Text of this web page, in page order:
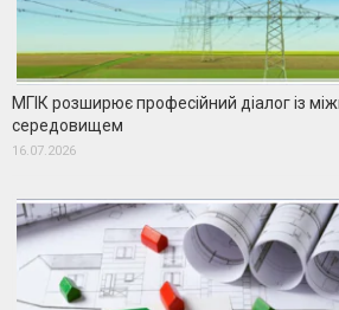
МГІК розширює професійний діалог із
середовищем
16.07.2026